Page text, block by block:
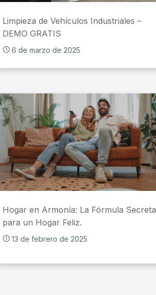
Limpieza de Vehículos Industriales –
DEMO GRATIS
6 de marzo de 2025
Hogar en Armonía: La Fórmula Secreta
para un Hogar Feliz.
13 de febrero de 2025